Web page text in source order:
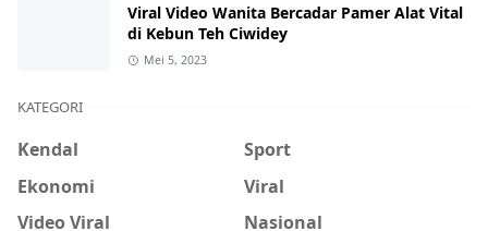
Viral Video Wanita Bercadar Pamer Alat Vital
di Kebun Teh Ciwidey
Mei 5, 2023
KATEGORI
Kendal
Sport
Ekonomi
Viral
Video Viral
Nasional